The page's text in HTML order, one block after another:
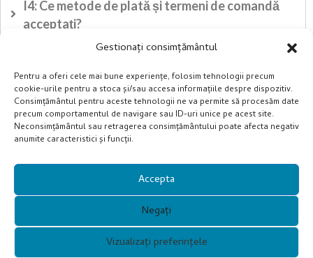
Gestionați consimțământul
Pentru a oferi cele mai bune experiențe, folosim tehnologii precum
cookie-urile pentru a stoca și/sau accesa informațiile despre dispozitiv.
Consimțământul pentru aceste tehnologii ne va permite să procesăm date
precum comportamentul de navigare sau ID-uri unice pe acest site.
Neconsimțământul sau retragerea consimțământului poate afecta negativ
anumite caracteristici și funcții.
Accepta
Negați
Vizualizați preferințele
Î4: Ce metode de plată și termeni de comandă
acceptați?
purtat? Vor rămâne stabili în timpul călătoriilor
lungi?